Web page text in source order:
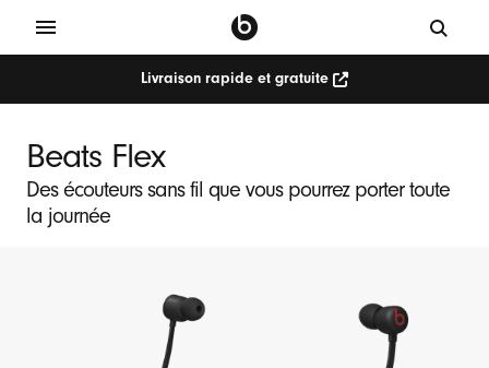
Livraison rapide et gratuite
Beats Flex
Des écouteurs sans fil que vous pourrez porter toute
la journée